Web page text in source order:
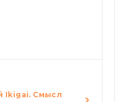
Ikigai. Смысл